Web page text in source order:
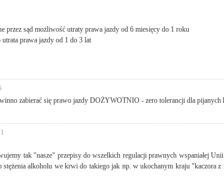
przez sąd możliwość utraty prawa jazdy od 6 miesięcy do 1 roku
prawa jazdy od 1 do 3 lat
zabierać się prawo jazdy DOŻYWOTNIO - zero tolerancji dla
tak "nasze" przepisy do wszelkich regulacji prawnych wspaniałej
stężenia alkoholu we krwi do takiego jak np. w ukochanym kraju "kaczora